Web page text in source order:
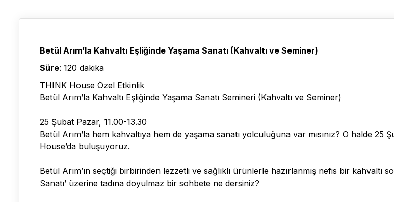
Betül Arım’la Kahvaltı Eşliğinde Yaşama Sanatı (Kahvaltı ve Seminer)
Süre: 120 dakika
THINK House Özel Etkinlik
Betül Arım’la Kahvaltı Eşliğinde Yaşama Sanatı Semineri (Kahvaltı ve Seminer)
25 Şubat Pazar, 11.00-13.30
Betül Arım’la hem kahvaltıya hem de yaşama sanatı yolculuğuna var mısınız? O halde 25
House’da buluşuyoruz.
Betül Arım’ın seçtiği birbirinden lezzetli ve sağlıklı ürünlerle hazırlanmış nefis bir kahvaltı
Sanatı’ üzerine tadına doyulmaz bir sohbete ne dersiniz?